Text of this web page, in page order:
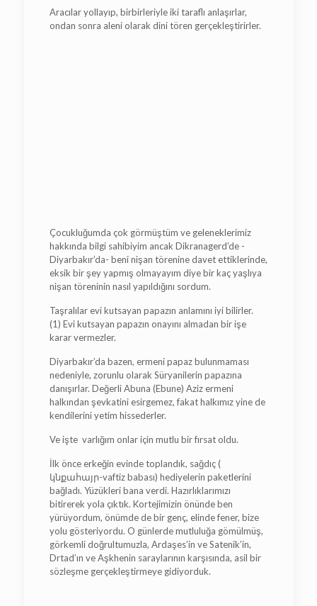
Aracılar yollayıp, birbirleriyle iki taraflı anlaşırlar,
ondan sonra aleni olarak dini tören gerçekleştirirler.
Çocukluğumda çok görmüştüm ve geleneklerimiz
hakkında bilgi sahibiyim ancak Dikranagerd’de -
Diyarbakır’da- beni nişan törenine davet ettiklerinde,
eksik bir şey yapmış olmayayım diye bir kaç yaşlıya
nişan töreninin nasıl yapıldığını sordum.
Taşralılar evi kutsayan papazın anlamını iyi bilirler.
(1) Evi kutsayan papazın onayını almadan bir işe
karar vermezler.
Diyarbakır’da bazen, ermeni papaz bulunmaması
nedeniyle, zorunlu olarak Süryanilerin papazına
danışırlar. Değerli Abuna (Ebune) Aziz ermeni
halkından şevkatini esirgemez, fakat halkımız yine de
kendilerini yetim hissederler.
Ve işte varlığım onlar için mutlu bir fırsat oldu.
İlk önce erkeğin evinde toplandık, sağdıç (
կնքահայր-vaftiz babası) hediyelerin paketlerini
bağladı. Yüzükleri bana verdi. Hazırlıklarımızı
bitirerek yola çıktık. Kortejimizin önünde ben
yürüyordum, önümde de bir genç, elinde fener, bize
yolu gösteriyordu. O günlerde mutluluğa gömülmüş,
görkemli doğrultumuzla, Ardaşes’in ve Satenik’in,
Drtad’ın ve Aşkhenin saraylarının karşısında, asil bir
sözleşme gerçekleştirmeye gidiyorduk.